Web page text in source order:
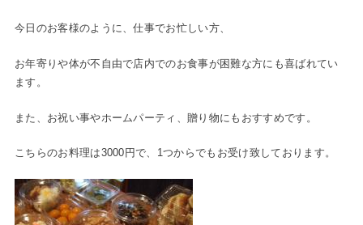
今日のお客様のように、仕事でお忙しい方、
お年寄りや体が不自由で店内でのお食事が困難な方にも喜ばれてい
ます。
また、お祝い事やホームパーティ、贈り物にもおすすめです。
こちらのお料理は3000円で、1つからでもお受け致しております。